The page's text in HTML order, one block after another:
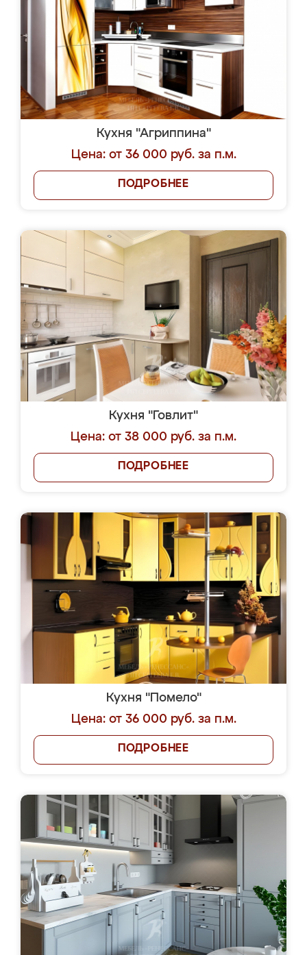
Кухня "Агриппина"
Цена: от 36 000 руб. за п.м.
ПОДРОБНЕЕ
Кухня "Говлит"
Цена: от 38 000 руб. за п.м.
ПОДРОБНЕЕ
Кухня "Помело"
Цена: от 36 000 руб. за п.м.
ПОДРОБНЕЕ